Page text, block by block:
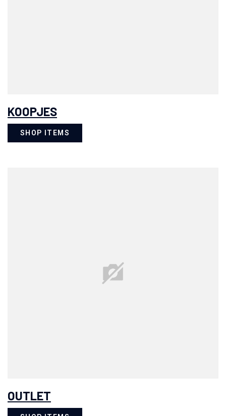
KOOPJES
SHOP ITEMS
OUTLET